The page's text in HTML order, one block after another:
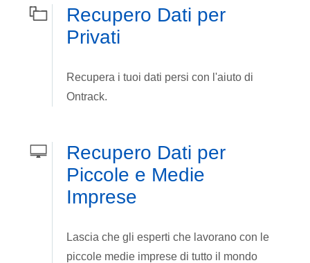
Recupero Dati per
Privati
Recupera i tuoi dati persi con l'aiuto di
Ontrack.
Recupero Dati per
Piccole e Medie
Imprese
Lascia che gli esperti che lavorano con le
piccole medie imprese di tutto il mondo